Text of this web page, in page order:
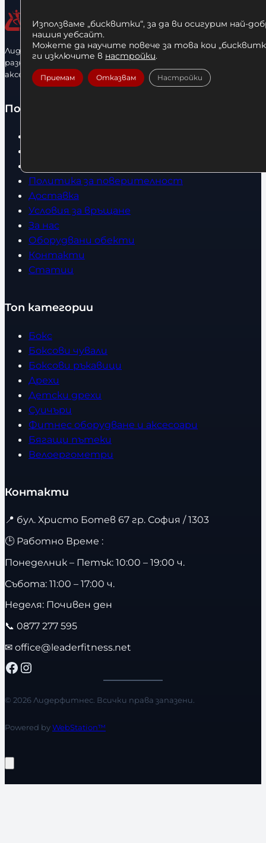
з
м
е
р
е
с
т
в
о
Лидерфитнес е водещ вносител и представител на голямо
разнообразие от бойна екипировка, фитнес уреди и
аксесоари.
Полезно
Политика за поверителност
Доставка
Условия за връщане
За нас
Оборудвани обекти
Контакти
Статии
Топ категории
Бокс
Боксови чували
Боксови ръкавици
Дрехи
Детски дрехи
Суичъри
Фитнес оборудване и аксесоари
Бягащи пътеки
Велоергометри
Контакти
📍 бул. Христо Ботев 67 гр. София / 1303
🕒 Работно Време :
Понеделник – Петък: 10:00 – 19:00 ч.
Събота: 11:00 – 17:00 ч.
Неделя: Почивен ден
📞 0877 277 595
✉ office@leaderfitness.net
Facebook Instagram
© 2026 Лидерфитнес. Всички права запазени.
Powered byWebStation™
Използваме „бисквитки“, за да ви осигурим най-
нашия уебсайт.
Можете да научите повече за това кои
ги изключите в настройки.
Приемам Отказвам Настройки